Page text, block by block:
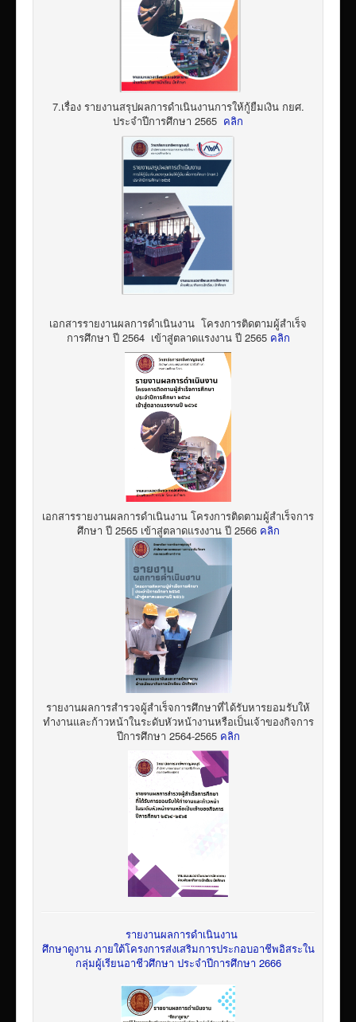
7.เรื่อง รายงานสรุปผลการดำเนินงานการให้กู้ยืมเงิน กยศ.
ประจำปีการศึกษา 2565 คลิก
เอกสารรายงานผลการดำเนินงาน โครงการติดตามผู้สำเร็จ
การศึกษา ปี 2564 เข้าสู่ตลาดแรงงาน ปี 2565 คลิก
เอกสารรายงานผลการดำเนินงาน โครงการติดตามผู้สำเร็จการ
ศึกษา ปี 2565 เข้าสู่ตลาดแรงงาน ปี 2566 คลิก
รายงานผลการสำรวจผู้สำเร็จการศึกษาที่ได้รับหารยอมรับให้
ทำงานและก้าวหน้าในระดับหัวหน้างานหรือเป็นเจ้าของกิจการ
ปีการศึกษา 2564-2565 คลิก
รายงานผลการดำเนินงาน
ศึกษาดูงาน ภายใต้โครงการส่งเสริมการประกอบอาชีพอิสระใน
กลุ่มผู้เรียนอาชีวศึกษา ประจำปีการศึกษา 2666